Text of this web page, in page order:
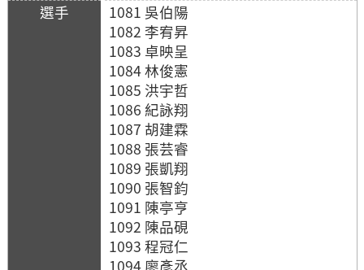
1081 吳伯陽
1082 李宥昇
1083 卓映呈
1084 林俊憲
1085 洪宇哲
1086 紀詠翔
1087 胡建霖
1088 張芸睿
1089 張凱翔
1090 張智鈞
1091 陳亭亨
1092 陳品硯
1093 程冠仁
1094 廖彥丞